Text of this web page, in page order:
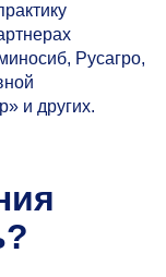
Русагро,
и других.